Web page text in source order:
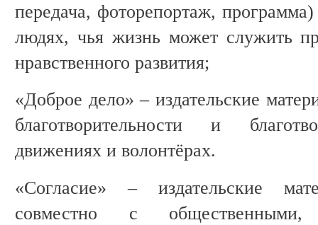
передача, фоторепортаж,
людях, чья жизнь может служить
нравственного развития;
«Доброе дело» – издательские
благотворительности и
движениях и волонтёрах.
«Согласие» – издательские
совместно с общественными,